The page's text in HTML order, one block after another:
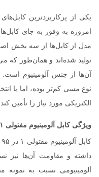
یکی از پرکاربردترین
امروزه به وفور به جای
مدل از کابل‌ها از سه بخش
تولید شده‌اند و همان‌طور که
آن‌ها از جنس آلومینیوم
نوع مسی کم‌تر بوده، اما با
الکتریکی مورد نیاز را تأمین کند.
ویژگی‌ کابل آلومینیوم مفتولی ۱ در ۹۵ سیم و کابل اختر
داشته و مقاومت آن‌ها نیز
آلومینیومی نسبت به